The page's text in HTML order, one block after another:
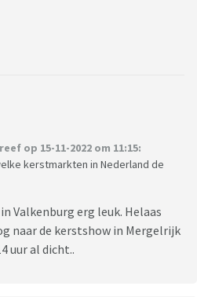
op 15-11-2022 om 11:15:
kerstmarkten in Nederland de
Valkenburg erg leuk. Helaas
naar de kerstshow in Mergelrijk
uur al dicht..